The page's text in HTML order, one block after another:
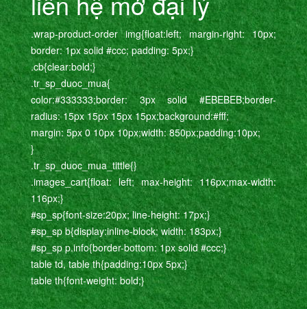
.wrap-product-order img{float:left; margin-right: 10px;
border: 1px solid #ccc; padding: 5px;}
.cb{clear:bold;}
.tr_sp_duoc_mua{
color:#333333;border: 3px solid #EBEBEB;border-
radius: 15px 15px 15px 15px;background:#fff;
margin: 5px 0 10px 10px;width: 850px;padding:10px;
}
.tr_sp_duoc_mua_tittle{}
.images_cart{float: left; max-height: 116px;max-width:
116px;}
#sp_sp{font-size:20px; line-height: 17px;}
#sp_sp b{display:inline-block; width: 183px;}
#sp_sp p.info{border-bottom: 1px solid #ccc;}
table td, table th{padding:10px 5px;}
table th{font-weight: bold;}